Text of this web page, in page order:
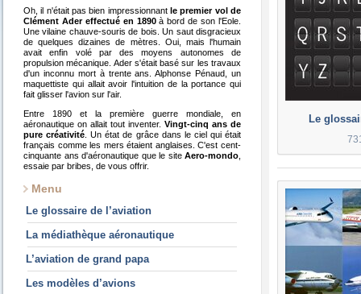
Oh, il n'était pas bien impressionnant le premier vol de
Clément Ader effectué en 1890à bord de son l'Eole.
Une vilaine chauve-souris de bois. Un saut disgracieux
de quelques dizaines de mètres. Oui, mais l'humain
avait enfin volé par des moyens autonomes de
propulsion mécanique. Ader s'était basé sur les travaux
d'un inconnu mort à trente ans. Alphonse Pénaud, un
maquettiste qui allait avoir l'intuition de la portance qui
fait glisser l'avion sur l'air.
Entre 1890 et la première guerre mondiale, en
aéronautique on allait tout inventer. Vingt-cinq ans de
pure créativité . Un état de grâce dans le ciel qui était
français comme les mers étaient anglaises. C'est cent-
cinquante ans d'aéronautique que le site Aero-mondo
essaie par bribes, de vous offrir.
Menu
Le glossaire de l’aviation
La médiathèque aéronautique
L’aviation de grand papa
Les modèles d’avions
Le